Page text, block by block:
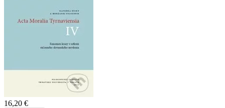
16,20 €